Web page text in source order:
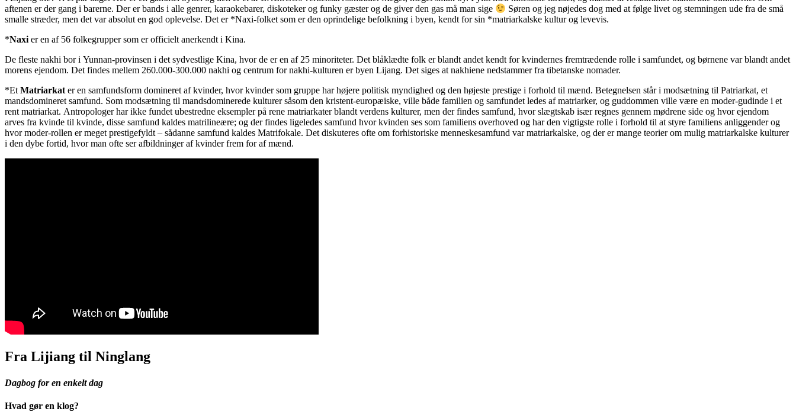
aftenen er der gang i barerne. Der er bands i alle genrer, karaokebarer, diskoteker og funky gæster og de giver den gas må man sige
Søren og jeg nøjedes dog med at følge livet og stemningen ude fra de små
smalle stræder, men det var absolut en god oplevelse. Det er *Naxi-folket som er den oprindelige befolkning i byen, kendt for sin *matriarkalske kultur og levevis.
*Naxi er en af 56 folkegrupper som er officielt anerkendt i Kina.
De fleste nakhi bor i Yunnan-provinsen i det sydvestlige Kina, hvor de er en af 25 minoriteter. Det blåklædte folk er blandt andet kendt for kvindernes fremtrædende rolle i samfundet, og børnene var blandt andet
morens ejendom. Det findes mellem 260.000-300.000 nakhi og centrum for nakhi-kulturen er byen Lijang. Det siges at nakhiene nedstammer fra tibetanske nomader.
*Et Matriarkat er en samfundsform domineret af kvinder, hvor kvinder som gruppe har højere politisk myndighed og den højeste prestige i forhold til mænd. Betegnelsen står i modsætning til Patriarkat, et
mandsdomineret samfund. Som modsætning til mandsdominerede kulturer såsom den kristent-europæiske, ville både familien og samfundet ledes af matriarker, og guddommen ville være en moder-gudinde i et
rent matriarkat. Antropologer har ikke fundet ubestredne eksempler på rene matriarkater blandt verdens kulturer, men der findes samfund, hvor slægtskab især regnes gennem mødrene side og hvor ejendom
arves fra kvinde til kvinde, disse samfund kaldes matrilineære; og der findes ligeledes samfund hvor kvinden ses som familiens overhoved og har den vigtigste rolle i forhold til at styre familiens anliggender og
hvor moder-rollen er meget prestigefyldt – sådanne samfund kaldes Matrifokale. Det diskuteres ofte om forhistoriske menneskesamfund var matriarkalske, og der er mange teorier om mulig matriarkalske kulturer
i den dybe fortid, hvor man ofte ser afbildninger af kvinder frem for af mænd.
Fra Lijiang til Ninglang
Dagbog for en enkelt dag
Hvad gør en klog?